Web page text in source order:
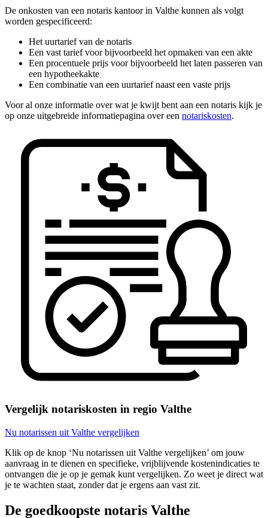
De onkosten van een notaris kantoor in Valthe kunnen als volgt
worden gespecificeerd:
Het uurtarief van de notaris
Een vast tarief voor bijvoorbeeld het opmaken van een akte
Een procentuele prijs voor bijvoorbeeld het laten passeren van
een hypotheekakte
Een combinatie van een uurtarief naast een vaste prijs
Voor al onze informatie over wat je kwijt bent aan een notaris kijk je
op onze uitgebreide informatiepagina over een notariskosten.
Vergelijk notariskosten in regio Valthe
Nu notarissen uit Valthe vergelijken
Klik op de knop ‘Nu notarissen uit Valthe vergelijken’ om jouw
aanvraag in te dienen en specifieke, vrijblijvende kostenindicaties te
ontvangen die je op je gemak kunt vergelijken. Zo weet je direct wat
je te wachten staat, zonder dat je ergens aan vast zit.
De goedkoopste notaris Valthe